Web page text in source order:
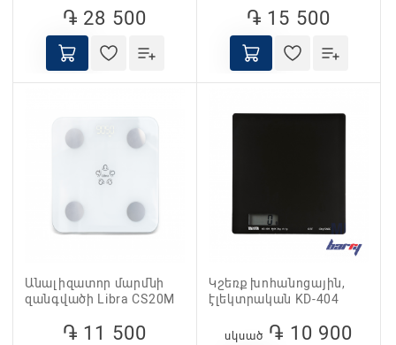
֏ 28 500 ֏ 15 500
Անալիզատոր մարմնի
զանգվածի Libra CS20M
֏ 11 500
Կշեռք խոհանոցային,
էլեկտրական KD-404
սկսած ֏ 10 900